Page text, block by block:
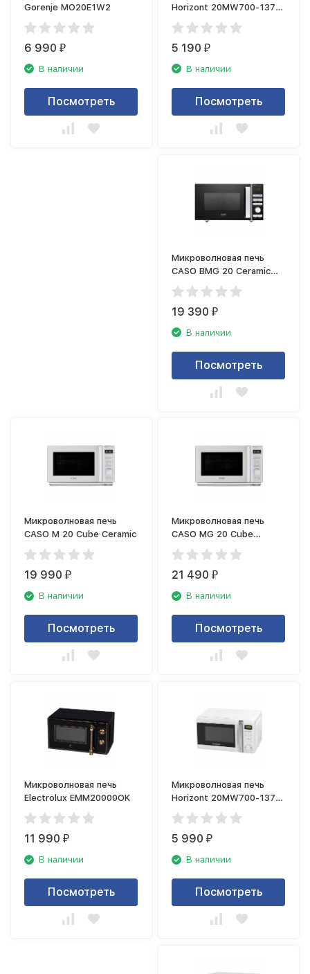
Gorenje MO20E1W2
6 990₽
В наличии
Посмотреть
Horizont 20MW700-1378
PKW
5 190₽
В наличии
Посмотреть
Микроволновая печь
CASO BMG 20 Ceramic
Electronic
19 390₽
В наличии
Посмотреть
Микроволновая печь
CASO M 20 Cube Ceramic
19 990₽
В наличии
Посмотреть
Микроволновая печь
CASO MG 20 Cube
Ceramic
21 490₽
В наличии
Посмотреть
Микроволновая печь
Electrolux EMM20000OK
11 990₽
В наличии
Посмотреть
Микроволновая печь
Horizont 20MW700-1379
CTW
5 990₽
В наличии
Посмотреть